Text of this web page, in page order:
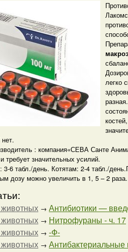
легко
: компания«СЕВА Санте
требует значительных усилий.
6 табл./день. Котятам: 2-4 табл./
дозу можно увеличить в 1, 5 – 2
→ Антибиотики —
→ Нитрофураны - ч. 17
→ -Ф-
→